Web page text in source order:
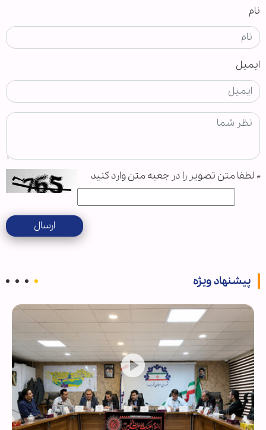
نام
ایمیل
* لطفا متن تصویر را در جعبه متن وارد کنید
ارسال
پیشنهاد ویژه